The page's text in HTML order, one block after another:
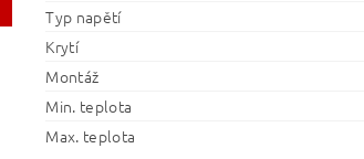
Typ napětí
Krytí
Montáž
Min. teplota
Max. teplota